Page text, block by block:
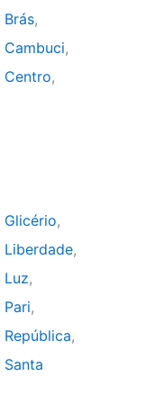
Brás,
Cambuci,
Centro,
Glicério,
Liberdade,
Luz,
Pari,
República,
Santa